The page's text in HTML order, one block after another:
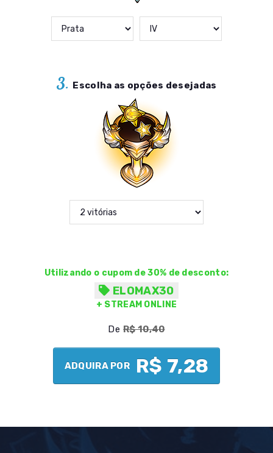
3. Escolha as opções desejadas
Utilizando o cupom de 30% de desconto:
ELOMAX30
+ STREAM ONLINE
De R$ 10,40
ADQUIRA POR R$ 7,28